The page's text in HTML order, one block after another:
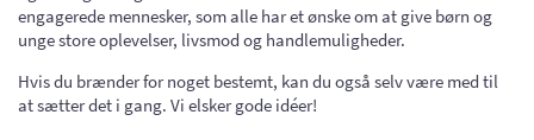
engagerede mennesker, som alle har et ønske om at give børn og
unge store oplevelser, livsmod og handlemuligheder.
Hvis du brænder for noget bestemt, kan du også selv være med til
at sætter det i gang. Vi elsker gode idéer!